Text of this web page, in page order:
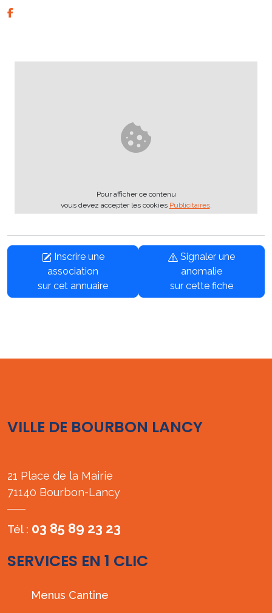
Pour afficher ce contenu
vous devez accepter les cookies Publicitaires.
Inscrire une
association
sur cet annuaire
Signaler une
anomalie
sur cette fiche
VILLE DE BOURBON LANCY
21 Place de la Mairie
71140 Bourbon-Lancy
Tél : 03 85 89 23 23
SERVICES EN 1 CLIC
Menus Cantine